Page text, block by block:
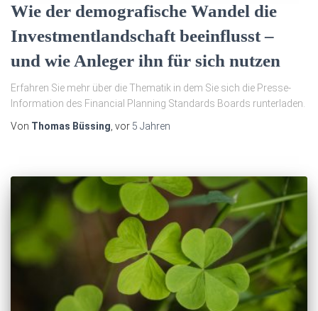
Wie der demografische Wandel die
Investmentlandschaft beeinflusst –
und wie Anleger ihn für sich nutzen
Erfahren Sie mehr über die Thematik in dem Sie sich die Presse-
Information des Financial Planning Standards Boards runterladen.
Von Thomas Büssing , vor 5 Jahren